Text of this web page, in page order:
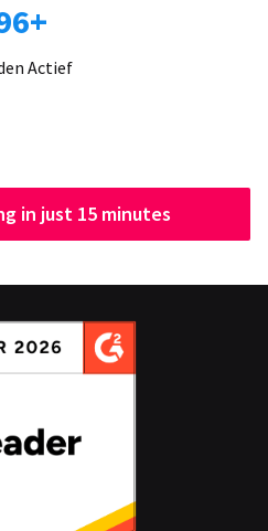
Actief
in just 15 minutes